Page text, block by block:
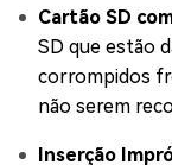
Cartão SD
SD que estão
corrompidos
não serem
Inserção